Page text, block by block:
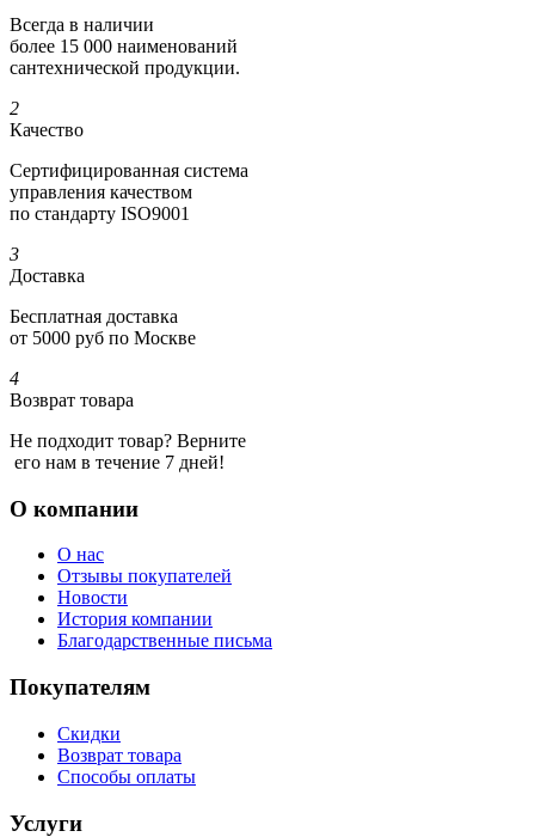
Всегда в наличии
более 15 000 наименований
сантехнической продукции.
2
Качество
Сертифициро­ванная система
управления качеством
по стандарту ISO9001
3
Доставка
Бесплатная доставка
от 5000 руб по Москве
4
Возврат товара
Не подходит товар? Верните
его нам в течение 7 дней!
О компании
О нас
Отзывы покупателей
Новости
История компании
Благодарственные письма
Покупателям
Скидки
Возврат товара
Способы оплаты
Услуги